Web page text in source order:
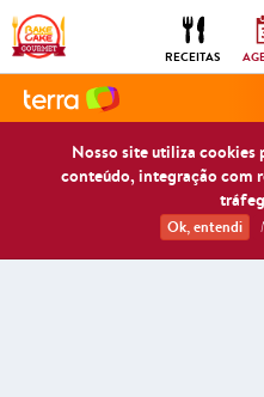
Nosso site utiliza cookies
conteúdo, integração com
Ok, entendi
RECEITAS